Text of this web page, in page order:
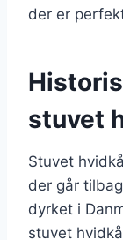
der er
stuvet
Stuvet
der går
dyrket i
stuvet